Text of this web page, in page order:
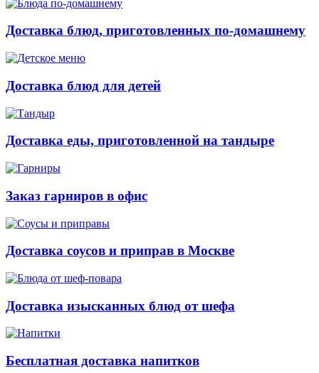
Доставка блюд, приготовленных по-домашнему
Доставка блюд для детей
Доставка еды, приготовленной на тандыре
Заказ гарниров в офис
Доставка соусов и приправ в Москве
Доставка изысканных блюд от шефа
Бесплатная доставка напитков